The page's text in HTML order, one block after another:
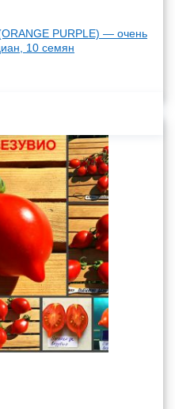
PURPLE) — очень
10 семян